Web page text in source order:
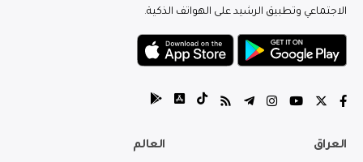
الاجتماعي وتطبيق الرشيد على الهواتف الذكية.
العراق العالم